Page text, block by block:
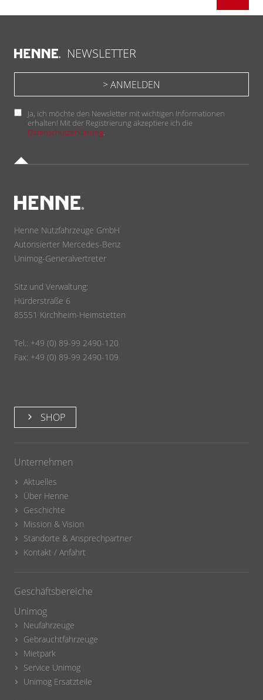
NEWSLETTER
Ja, ich möchte den Newsletter mit wichtigen Informationen
erhalten! Mit der Registrierung akzeptiere ich die
Datenschutzerklärung.
Henne Nutzfahrzeuge GmbH
Autorisierter Mercedes-Benz
Unimog-Generalvertreter
Sitz und Verwaltung:
Hürderstraße 6
85551 Kirchheim-Heimstetten
Tel.: +49 (0) 89-99 2490-120
Fax: +49 (0) 89-99 2490-109
SHOP
Unternehmen
Aktuelles
Über Henne
Geschichte
Mission & Vision
Standorte & Ansprechpartner
Kontakt / Anfahrt
Geschäftsbereiche
Unimog
Neufahrzeuge
Gebrauchtfahrzeuge
Mietpark
Service Unimog
Unimog Ersatzteile